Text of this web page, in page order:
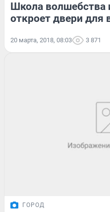
Школа волшебства
откроет двери для
20 марта, 2018, 08:03 3 871
ГОРОД